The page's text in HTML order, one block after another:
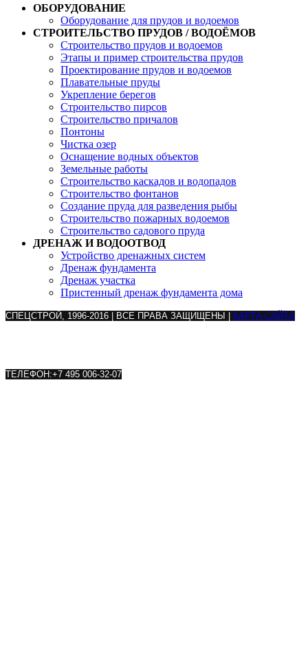
ОБОРУДОВАНИЕ
Оборудование для прудов и водоемов
СТРОИТЕЛЬСТВО ПРУДОВ / ВОДОЁМОВ
Строительство прудов и водоемов
Этапы и пример строительства прудов
Проектирование прудов и водоемов
Плавательные пруды
Укрепление берегов
Строительство пирсов
Строительство причалов
Понтоны
Чистка озер
Оснащение водных объектов
Земельные работы
Строительство каскадов и водопадов
Строительство фонтанов
Создание пруда для разведения рыбы
Cтроительство пожарных водоемов
Строительство садового пруда
ДРЕНАЖ И ВОДООТВОД
Устройство дренажных систем
Дренаж фундамента
Дренаж участка
Пристенный дренаж фундамента дома
СПЕЦСТРОЙ , 1996-2016 | ВСЕ ПРАВА ЗАЩИЩЕНЫ | КАРТА САЙТА
ТЕЛЕФОН:+7 495 006-32-07